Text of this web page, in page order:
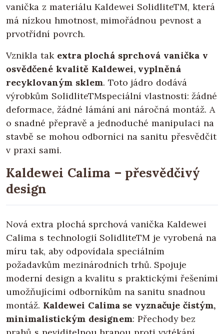
vanička z materiálu Kaldewei SolidliteTM, která
má nízkou hmotnost, mimořádnou pevnost a
prvotřídní povrch.
Vznikla tak extra plochá sprchová vanička v
osvědčené kvalitě Kaldewei, vyplněná
recyklovaným sklem. Toto jádro dodává
výrobkům SolidliteTMspeciální vlastnosti: žádné
deformace, žádné lámání ani náročná montáž. A
o snadné přepravě a jednoduché manipulaci na
stavbě se mohou odborníci na sanitu přesvědčit
v praxi sami.
Kaldewei Calima – přesvědčivý
design
Nová extra plochá sprchová vanička Kaldewei
Calima s technologií SolidliteTM je vyrobená na
míru tak, aby odpovídala speciálním
požadavkům mezinárodních trhů. Spojuje
moderní design a kvalitu s praktickými řešeními
umožňujícími odborníkům na sanitu snadnou
montáž. Kaldewei Calima se vyznačuje čistým,
minimalistickým designem: Přechody bez